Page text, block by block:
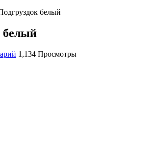
белый
белый
1,134 Просмотры